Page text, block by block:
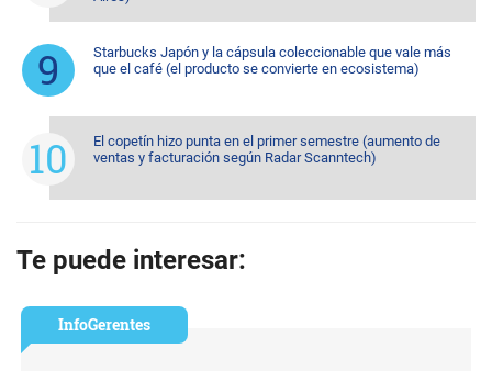
Starbucks Japón y la cápsula coleccionable que vale más
que el café (el producto se convierte en ecosistema)
El copetín hizo punta en el primer semestre (aumento de
ventas y facturación según Radar Scanntech)
Te puede interesar:
InfoGerentes